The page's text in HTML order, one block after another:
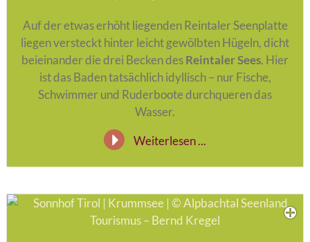
Auf der etwas erhöht liegenden Reintaler Seenplatte
liegen versteckt hinter leicht gewölbten Hügeln, dicht
beieinander die drei Becken desReintaler Sees. Hier
ist das Baden tatsächlich idyllisch – nur Fische,
Schwimmer und Ruderboote durchqueren das
Wasser.
Weiterlesen ...